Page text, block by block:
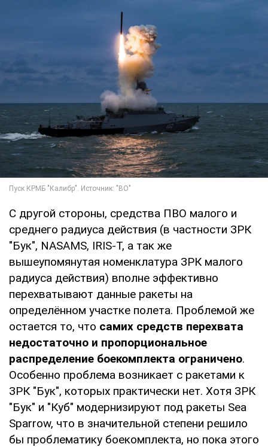
С другой стороны, средства ПВО малого и
среднего радиуса действия (в частности ЗРК
"Бук", NASAMS, IRIS-T, а так же
вышеупомянутая номенклатура ЗРК малого
радиуса действия) вполне эффективно
перехватывают данные ракеты на
определённом участке полета. Проблемой же
остается то, что самих средств перехвата
недостаточно и пропорциональное
распределение боекомплекта ограничено.
Особенно проблема возникает с ракетами к
ЗРК "Бук", которых практически нет. Хотя ЗРК
"Бук" и "Куб" модернизируют под ракеты Sea
Sparrow, что в значительной степени решило
бы проблематику боекомплекта, но пока этого